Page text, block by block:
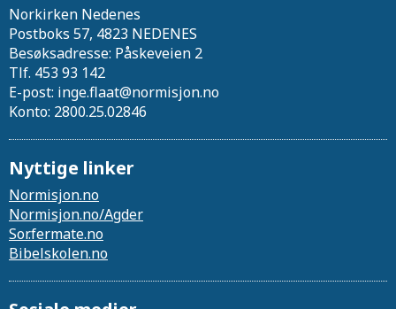
Norkirken Nedenes
Postboks 57, 4823 NEDENES
Besøksadresse: Påskeveien 2
Tlf. 453 93 142
E-post: inge.flaat@normisjon.no
Konto: 2800.25.02846
Nyttige linker
Normisjon.no
Normisjon.no/Agder
Sor.fermate.no
Bibelskolen.no